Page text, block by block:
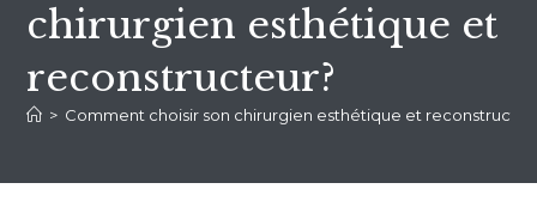
chirurgien esthétique et
reconstructeur?
> Comment choisir son chirurgien esthétique et